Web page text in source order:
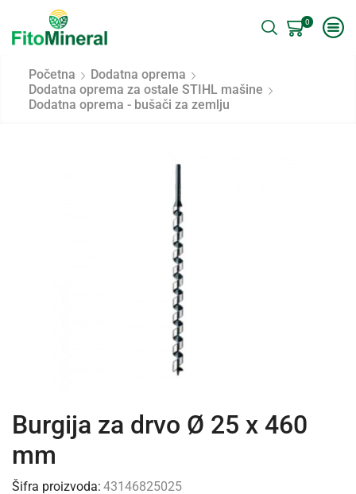
0
Početna
Dodatna oprema
Dodatna oprema za ostale STIHL mašine
Dodatna oprema - bušači za zemlju
Burgija za drvo Ø 25 x 460
mm
Šifra proizvoda: 43146825025